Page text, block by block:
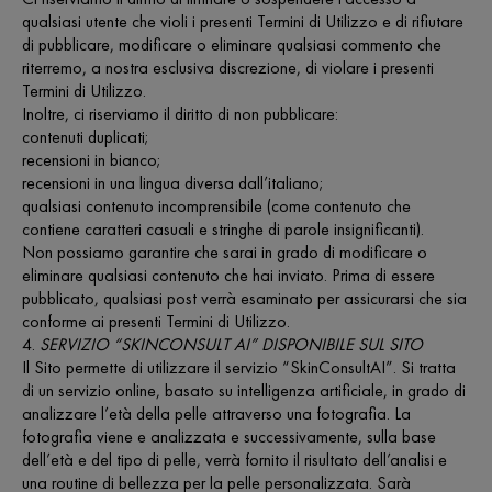
qualsiasi utente che violi i presenti Termini di Utilizzo e di rifiutare
di pubblicare, modificare o eliminare qualsiasi commento che
riterremo, a nostra esclusiva discrezione, di violare i presenti
Termini di Utilizzo.
Inoltre, ci riserviamo il diritto di non pubblicare:
contenuti duplicati;
recensioni in bianco;
recensioni in una lingua diversa dall’italiano;
qualsiasi contenuto incomprensibile (come contenuto che
contiene caratteri casuali e stringhe di parole insignificanti).
Non possiamo garantire che sarai in grado di modificare o
eliminare qualsiasi contenuto che hai inviato. Prima di essere
pubblicato, qualsiasi post verrà esaminato per assicurarsi che sia
conforme ai presenti Termini di Utilizzo.
4. SERVIZIO “SKINCONSULT AI” DISPONIBILE SUL SITO
Il Sito permette di utilizzare il servizio “SkinConsultAI”. Si tratta
di un servizio online, basato su intelligenza artificiale, in grado di
analizzare l’età della pelle attraverso una fotografia. La
fotografia viene e analizzata e successivamente, sulla base
dell’età e del tipo di pelle, verrà fornito il risultato dell’analisi e
una routine di bellezza per la pelle personalizzata. Sarà